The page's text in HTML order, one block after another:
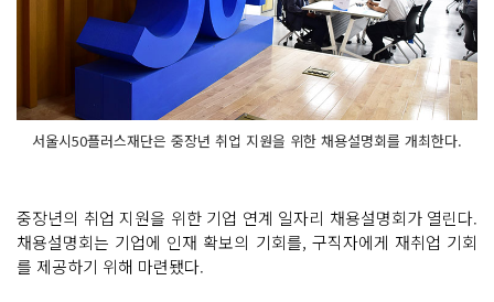
서울시50플러스재단은 중장년 취업 지원을 위한 채용설명회를 개최한다.
중장년의 취업 지원을 위한 기업 연계 일자리 채용설명회가 열린다.
채용설명회는 기업에 인재 확보의 기회를, 구직자에게 재취업 기회
를 제공하기 위해 마련됐다.